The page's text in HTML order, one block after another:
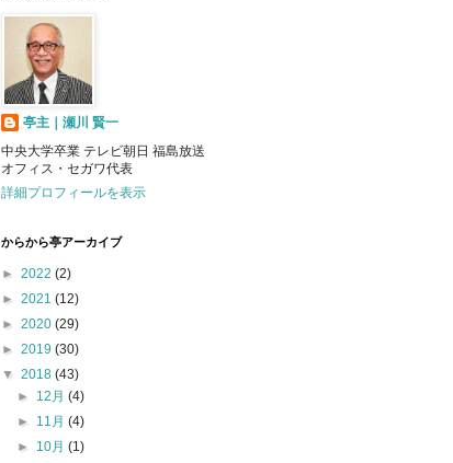
亭主｜瀬川 賢一
中央大学卒業 テレビ朝日 福島放送
オフィス・セガワ代表
詳細プロフィールを表示
からから亭アーカイブ
► 2022 (2)
► 2021 (12)
► 2020 (29)
► 2019 (30)
▼ 2018 (43)
► 12月(4)
► 11月(4)
► 10月(1)